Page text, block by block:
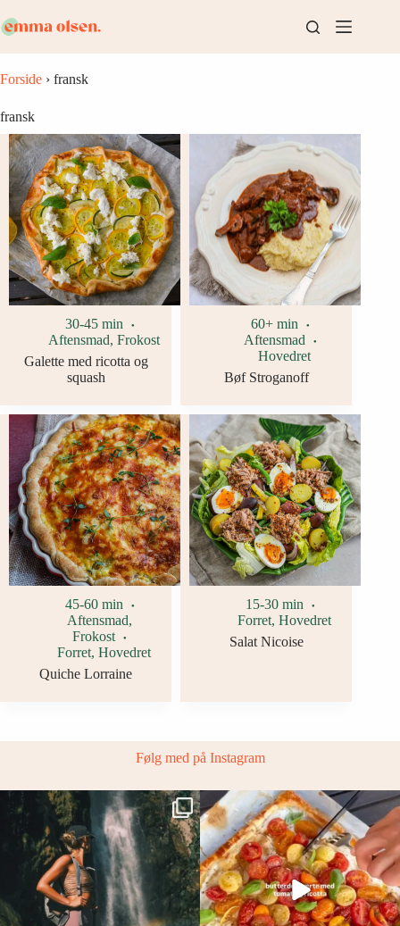
til
indhold
Forside › fransk
fransk
30-45 min
Aftensmad, Frokost
Galette med ricotta og
squash
60+ min
Aftensmad
Hovedret
Bøf Stroganoff
45-60 min
Aftensmad,
Frokost
Forret, Hovedret
Quiche Lorraine
15-30 min
Forret, Hovedret
Salat Nicoise
Følg med på Instagram